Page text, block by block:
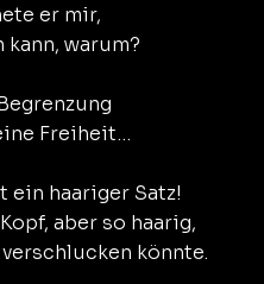
er mir,
warum?
Freiheit…
ein haariger Satz!
aber so haarig,
könnte.